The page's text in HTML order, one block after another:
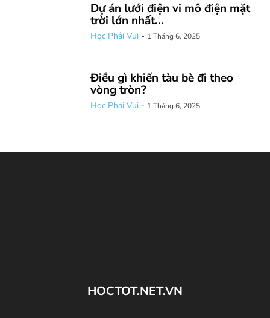
Dự án lưới điện vi mô điện mặt
trời lớn nhất...
Học Phải Vui - 1 Tháng 6, 2025
Điều gì khiến tàu bè đi theo
vòng tròn?
Học Phải Vui - 1 Tháng 6, 2025
HOCTOT.NET.VN